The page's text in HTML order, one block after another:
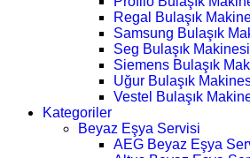
Regal Bulaşık
Samsung Bulaşık
Seg Bulaşık
Siemens Bulaşık
Uğur Bulaşık
Vestel Bulaşık
Kategoriler
Beyaz Eşya Servisi
AEG Beyaz Eşya